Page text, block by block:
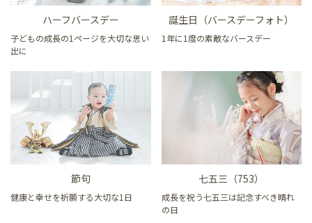
ハーフバースデー
子どもの成長の1ページを大切な思い
出に
誕生日（バースデーフォト）
1年に1度の素敵なバースデー
節句
健康と幸せを祈願する大切な1日
七五三（753）
成長を祝う七五三は記念すべき晴れ
の日